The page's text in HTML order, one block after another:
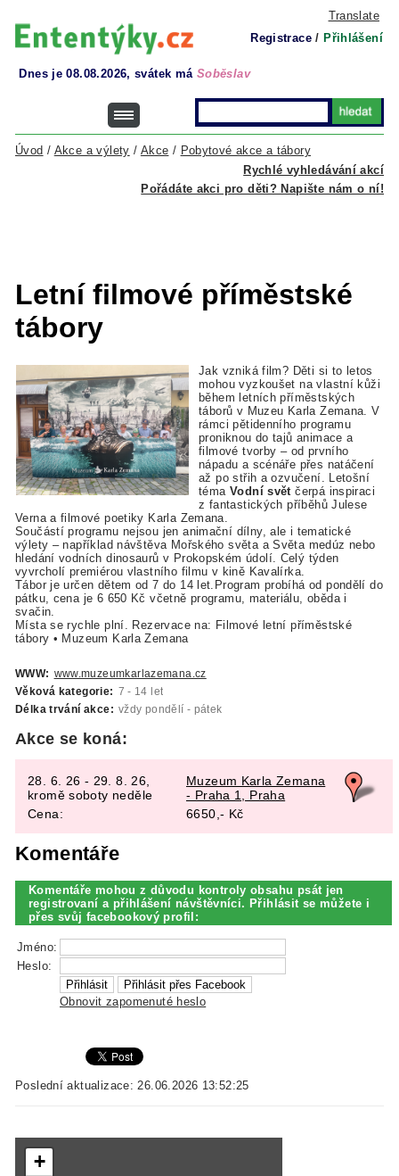
Translate
Registrace / Přihlášení
Dnes je 08.08.2026, svátek má Soběslav
Rychlé vyhledávání akcí
Úvod / Akce a výlety / Akce / Pobytové akce a tábory
Pořádáte akci pro děti? Napište nám o ní!
Letní filmové příměstské
tábory
Jak vzniká film? Děti si to letos
mohou vyzkoušet na vlastní kůži
během letních příměstských
táborů v Muzeu Karla Zemana. V
rámci pětidenního programu
proniknou do tajů animace a
filmové tvorby – od prvního
nápadu a scénáře přes natáčení
až po střih a ozvučení. Letošní
téma Vodní světčerpá inspiraci
z fantastických příběhů Julese
Verna a filmové poetiky Karla Zemana.
Součástí programu nejsou jen animační dílny, ale i tematické
výlety – například návštěva Mořského světa a Světa medúz nebo
hledání vodních dinosaurů v Prokopském údolí. Celý týden
vyvrcholí premiérou vlastního filmu v kině Kavalírka.
Tábor je určen dětem od 7 do 14 let.Program probíhá od pondělí do
pátku, cena je 6 650 Kč včetně programu, materiálu, oběda i
svačin.
Místa se rychle plní. Rezervace na: Filmové letní příměstské
tábory • Muzeum Karla Zemana
WWW: www.muzeumkarlazemana.cz
Věková kategorie: 7 - 14 let
Délka trvání akce: vždy pondělí - pátek
Akce se koná:
28. 6. 26 - 29. 8. 26,
kroměsoboty neděle
Muzeum Karla Zemana
- Praha 1, Praha
Cena:
6650,- Kč
Komentáře
Komentáře mohou z důvodu kontroly obsahu psát jen
registrovaní a přihlášení návštěvníci. Přihlásit se můžete i
přes svůj facebookový profil:
Jméno:
Heslo:
Obnovit zapomenuté heslo
Poslední aktualizace: 26.06.2026 13:52:25
+